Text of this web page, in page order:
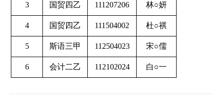
3 国贸四乙 111207206 林○妍
4 国贸四乙 111504002 杜○祺
5 斯语三甲 112504023 宋○儒
6 会计二乙 112102024 白○一